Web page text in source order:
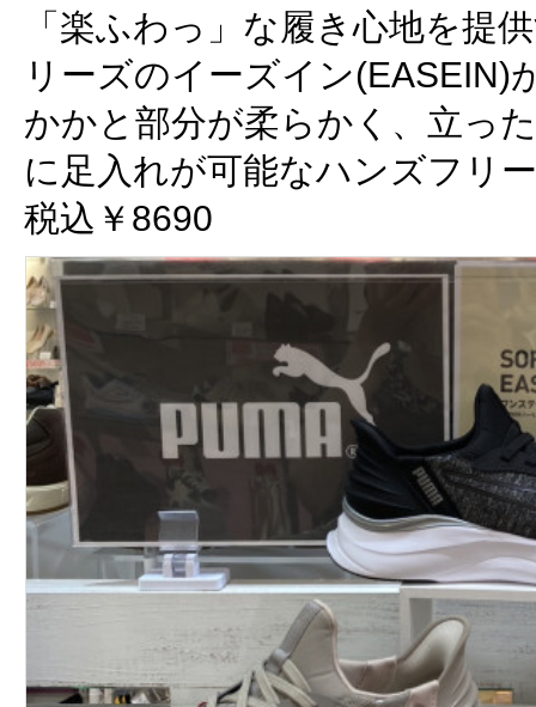
「楽ふわっ」な履き心地を提
リーズのイーズイン(EASEIN)
かかと部分が柔らかく、立っ
に足入れが可能なハンズフリ
税込￥8690